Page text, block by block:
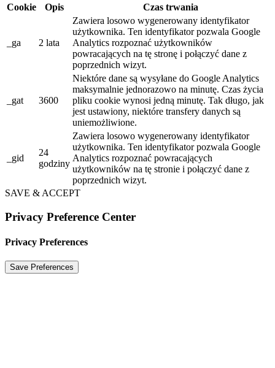
Cookie
Opis Czas trwania
_ga 2 lata
Zawiera losowo wygenerowany identyfikator
użytkownika. Ten identyfikator pozwala Google
Analytics rozpoznać użytkowników
powracających na tę stronę i połączyć dane z
poprzednich wizyt.
_gat 3600
Niektóre dane są wysyłane do Google Analytics
maksymalnie jednorazowo na minutę. Czas życia
pliku cookie wynosi jedną minutę. Tak długo, jak
jest ustawiony, niektóre transfery danych są
uniemożliwione.
_gid
24
godziny
Zawiera losowo wygenerowany identyfikator
użytkownika. Ten identyfikator pozwala Google
Analytics rozpoznać powracających
użytkowników na tę stronie i połączyć dane z
poprzednich wizyt.
SAVE & ACCEPT
Privacy Preference Center
Privacy Preferences